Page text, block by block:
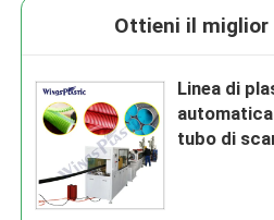
Ottieni il miglior
Linea di
tubo di